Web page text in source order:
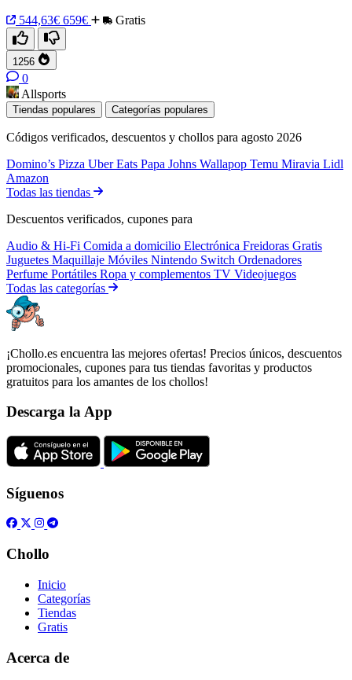
544,63€ 659€ Gratis
1256
0
Allsports
Tiendas populares Categorías populares
Códigos verificados, descuentos y chollos para agosto 2026
Domino’s Pizza Uber Eats Papa Johns Wallapop Temu Miravia Lidl
Amazon
Todas las tiendas
Descuentos verificados, cupones para
Audio & Hi-Fi Comida a domicilio Electrónica Freidoras Gratis
Juguetes Maquillaje Móviles Nintendo Switch Ordenadores
Perfume Portátiles Ropa y complementos TV Videojuegos
Todas las categorías
¡Chollo.es encuentra las mejores ofertas! Precios únicos, descuentos
promocionales, cupones para tus tiendas favoritas y productos
gratuitos para los amantes de los chollos!
Descarga la App
Síguenos
Chollo
Inicio
Categorías
Tiendas
Gratis
Acerca de